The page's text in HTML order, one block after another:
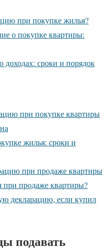
при покупке жилья?
о покупке квартиры:
доходах: сроки и порядок
при покупке квартиры
жилья: сроки и
при продаже квартиры
при продаже квартиры?
декларацию, если купил
подавать